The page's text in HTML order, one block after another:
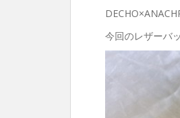
今回のレザーバ